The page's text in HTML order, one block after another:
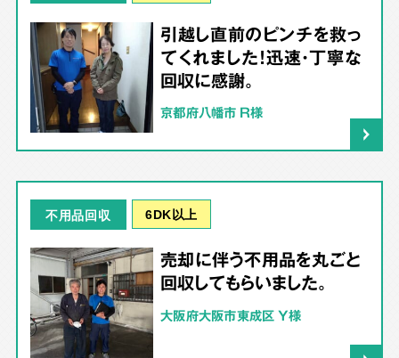
引越し直前のピンチを救っ
てくれました！迅速・丁寧な
回収に感謝。
京都府八幡市 R様
不用品回収 6DK以上
売却に伴う不用品を丸ごと
回収してもらいました。
大阪府大阪市東成区 Y様